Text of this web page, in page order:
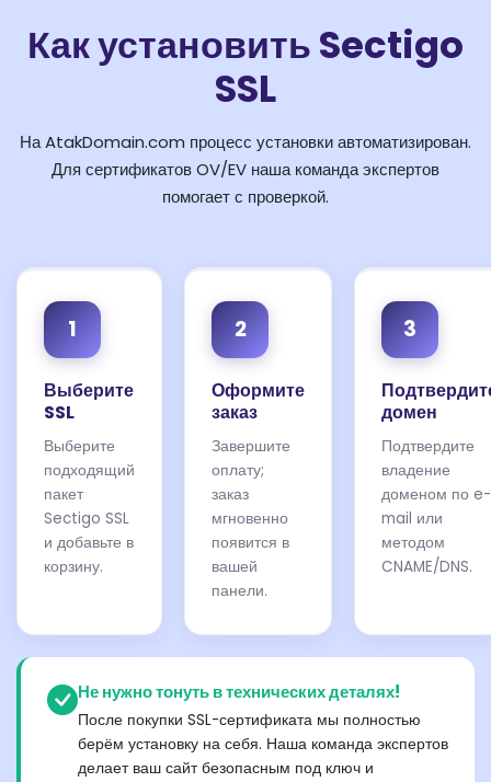
Как установить Sectigo
SSL
На AtakDomain.com процесс установки автоматизирован.
Для сертификатов OV/EV наша команда экспертов
помогает с проверкой.
1
Выберите
SSL
Выберите
подходящий
пакет
Sectigo SSL
и добавьте в
корзину.
2
Оформите
заказ
Завершите
оплату;
заказ
мгновенно
появится в
вашей
панели.
3
домен
Подтвердите
владение
доменом по e-
mail или
методом
CNAME/DNS.
Не нужно тонуть в технических деталях!
После покупки SSL-сертификата мы полностью
берём установку на себя. Наша команда экспертов
делает ваш сайт безопасным под ключ и